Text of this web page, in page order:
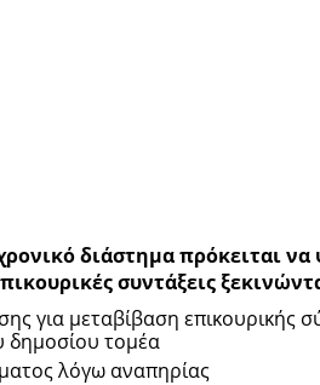
διάστημα πρόκειται
συντάξεις
για μεταβίβαση επικουρικής
δημοσίου τομέα
λόγω αναπηρίας